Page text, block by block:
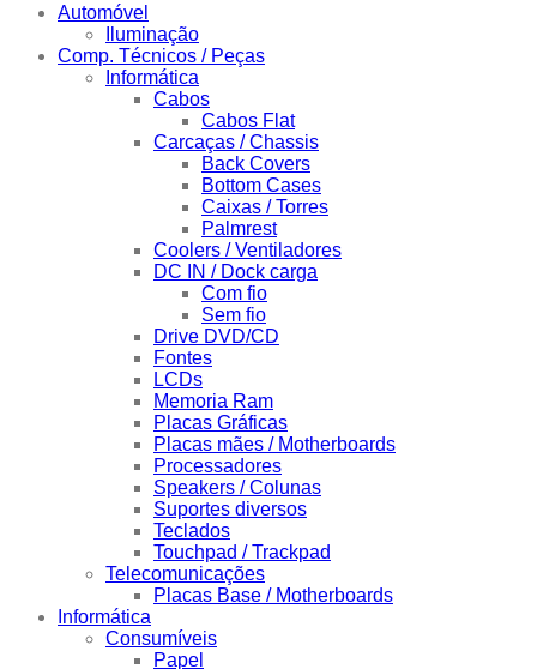
Automóvel
Iluminação
Comp. Técnicos / Peças
Informática
Cabos
Cabos Flat
Carcaças / Chassis
Back Covers
Bottom Cases
Caixas / Torres
Palmrest
Coolers / Ventiladores
DC IN / Dock carga
Com fio
Sem fio
Drive DVD/CD
Fontes
LCDs
Memoria Ram
Placas Gráficas
Placas mães / Motherboards
Processadores
Speakers / Colunas
Suportes diversos
Teclados
Touchpad / Trackpad
Telecomunicações
Placas Base / Motherboards
Informática
Consumíveis
Papel